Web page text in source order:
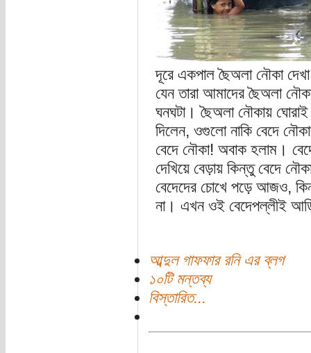
দূরে একপাল ছৈঅলা নৌকা
যেন তারা আমাদের ছৈঅলা
ঘনঘটা। ছৈঅলা নৌকায় ঘোরাই
দিলেন, ওগুলো নাকি বেদে
বেদে নৌকা! অবাক হলাম।
দেখিয়ে বেড়ায় কিন্তু বেদে
বেদেদের চোখে পড়ে আজও,
না। এখন ওই বেদেপল্লীই
আব্দুল গাফফার রনি এর ব্লগ
১০টি মন্তব্য
বিস্তারিত...